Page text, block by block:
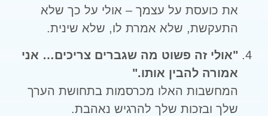
את כועסת על עצמך – אולי על כך שלא
התעקשת, שלא אמרת לו, שלא שינית.
"אולי זה פשוט מה שגברים צריכים… אני
אמורה להבין אותו."
המחשבות האלו מכרסמות בתחושת הערך
שלך ובזכות שלך להרגיש נאהבת.